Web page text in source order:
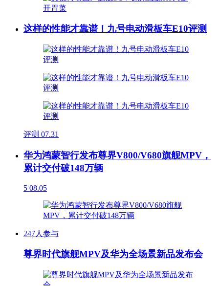
这样的性能才靠谱！九号电动滑板车E10评测
评测 07.31
华为鸿蒙智行发布尊界V800/V680旗舰MPV，
累计交付破148万辆
5 08.05
247人参与
尊界时代旗舰MPV及华为全场景新品发布会